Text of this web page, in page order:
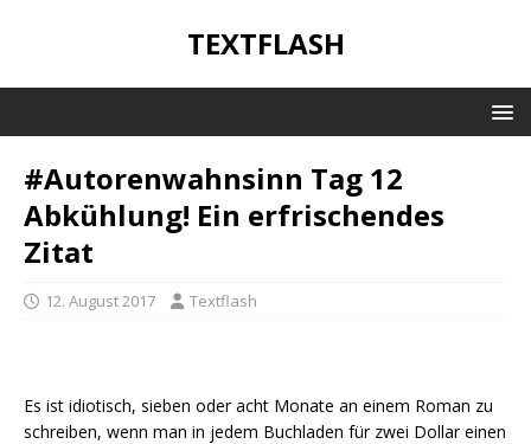
TEXTFLASH
#Autorenwahnsinn Tag 12
Abkühlung! Ein erfrischendes
Zitat
12. August 2017 Textflash
Es ist idiotisch, sieben oder acht Monate an einem Roman zu
schreiben, wenn man in jedem Buchladen für zwei Dollar einen